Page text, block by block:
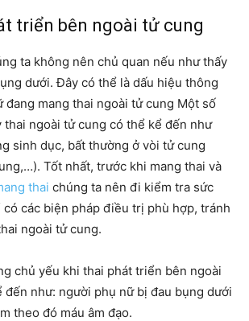
triển bên ngoài tử cung
ta không nên chủ quan nếu như thấy
dưới. Đây có thể là dấu hiệu thông
đang mang thai ngoài tử cung Một số
thai ngoài tử cung có thể kể đến như
sinh dục, bất thường ở vòi tử cung
Tốt nhất, trước khi mang thai và
thai chúng ta nên đi kiểm tra sức
có các biện pháp điều trị phù hợp, tránh
ngoài tử cung.
chủ yếu khi thai phát triển bên ngoài
đến như: người phụ nữ bị đau bụng dưới
theo đó máu âm đạo.